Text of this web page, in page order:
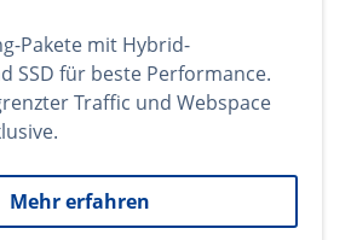
Pakete mit Hybrid-
SSD für beste Performance.
Traffic und Webspace
Mehr erfahren